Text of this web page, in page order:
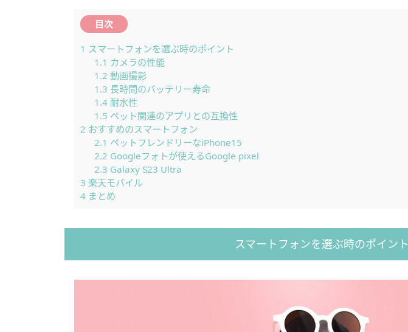
目次
1 スマートフォンを選ぶ時のポイント
1.1 カメラの性能
1.2 動画撮影
1.3 長時間のバッテリー寿命
1.4耐水性
1.5 ペット関連のアプリとの互換性
2 おすすめのスマートフォン
2.1 ペットフレンドリーなiPhone15
2.2 Googleフォトが使えるGoogle pixel
2.3 Galaxy S23 Ultra
3 楽天モバイル
4 まとめ
スマートフォンを選ぶ時のポイント